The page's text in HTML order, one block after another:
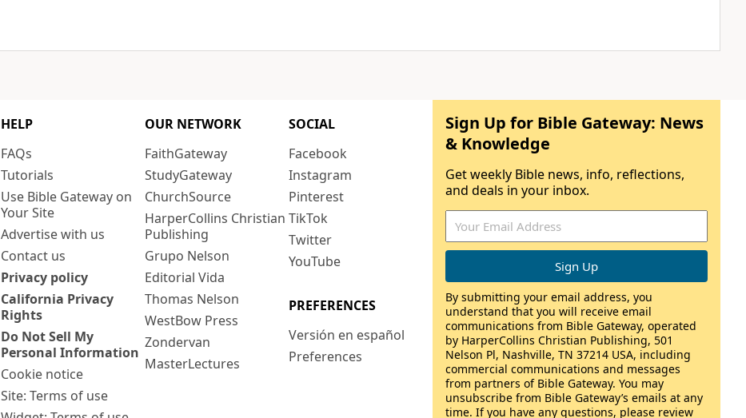
HELP
FAQs
Tutorials
Use Bible Gateway on
Your Site
Advertise with us
Contact us
Privacy policy
California Privacy
Rights
Do Not Sell My
Personal Information
Cookie notice
Site: Terms of use
OUR NETWORK
FaithGateway
StudyGateway
ChurchSource
HarperCollins Christian
Publishing
Grupo Nelson
Editorial Vida
Thomas Nelson
WestBow Press
Zondervan
MasterLectures
SOCIAL
Facebook
Instagram
Pinterest
TikTok
Twitter
YouTube
PREFERENCES
Versión en español
Preferences
Sign Up for Bible Gateway: News
& Knowledge
Get weekly Bible news, info, reflections,
and deals in your inbox.
By submitting your email address, you
understand that you will receive email
communications from Bible Gateway, operated
by HarperCollins Christian Publishing, 501
Nelson Pl, Nashville, TN 37214 USA, including
commercial communications and messages
from partners of Bible Gateway. You may
unsubscribe from Bible Gateway’s emails at any
time. If you have any questions, please review